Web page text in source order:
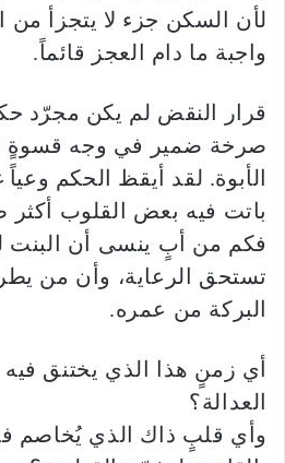
لأن السكن جزء لا يتجزأ من
واجبة ما دام العجز قائماً.
قرار النقض لم يكن مجرّد
صرخة ضمير في وجه قسوةٍ
الأبوة. لقد أيقظ الحكم
باتت فيه بعض القلوب أكثر
فكم من أبٍ ينسى أن البنت
تستحق الرعاية، وأن من
البركة من عمره.
أي زمنٍ هذا الذي يختنق
العدالة؟
وأي قلبٍ ذاك الذي يُخاصم